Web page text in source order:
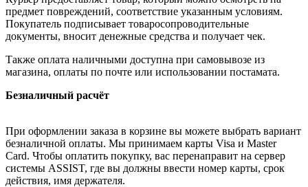
предмет повреждений, соответствие указанным условиям.
Покупатель подписывает товаросопроводительные
документы, вносит денежные средства и получает чек.
Также оплата наличными доступна при самовывозе из
магазина, оплаты по почте или использовании постамата.
Безналичный расчёт
При оформлении заказа в корзине вы можете выбрать вариант
безналичной оплаты. Мы принимаем карты Visa и Master
Card. Чтобы оплатить покупку, вас перенаправит на сервер
системы ASSIST, где вы должны ввести номер карты, срок
действия, имя держателя.